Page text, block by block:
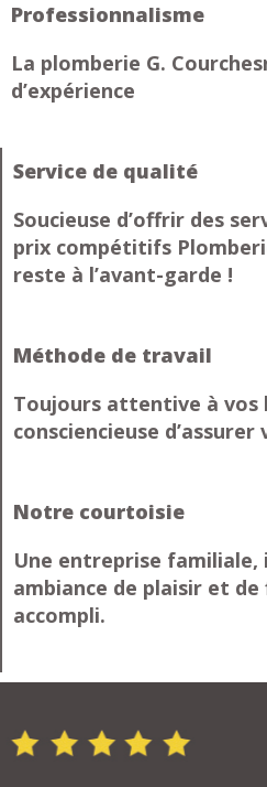
Professionnalisme
La plomberie G.
d’expérience
Service de qualité
Soucieuse d’offrir des
prix compétitifs
reste à l’avant-garde !
Méthode de travail
Toujours attentive à vos
consciencieuse
Notre courtoisie
Une entreprise familiale,
ambiance de plaisir et
accompli.